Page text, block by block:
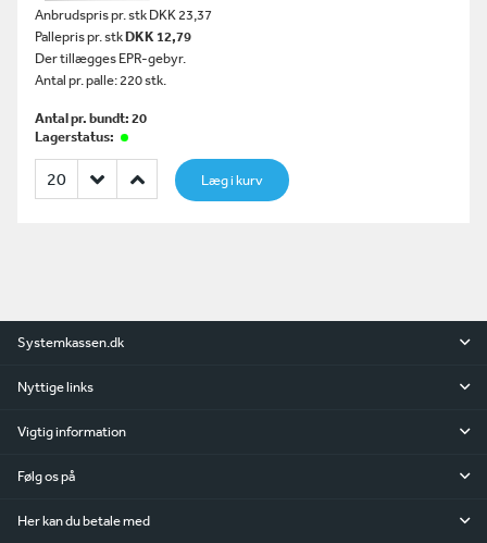
Anbrudspris pr. stk DKK 23,37
Pallepris pr. stkDKK 12,79
Der tillægges EPR-gebyr.
Antal pr. palle: 220 stk.
Antal pr. bundt: 20
Lagerstatus:
Læg i kurv
Systemkassen.dk
Nyttige links
Vigtig information
Følg os på
Her kan du betale med